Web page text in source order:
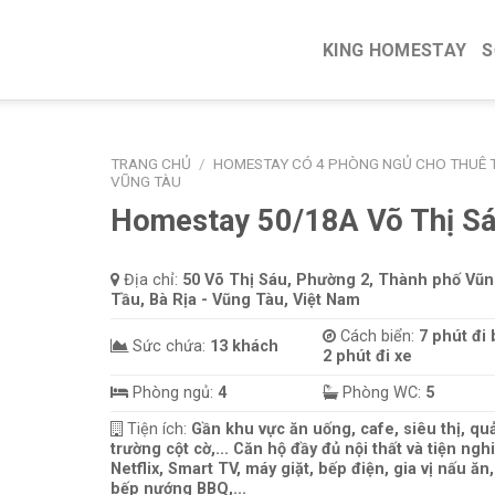
KING HOMESTAY
TRANG CHỦ / HOMESTAY CÓ 4 PHÒNG NGỦ CHO THUÊ
VŨNG TÀU
Homestay 50/18A Võ Thị
Địa chỉ: 50 Võ Thị Sáu, Phường 2, Thành phố
Tầu, Bà Rịa - Vũng Tàu, Việt Nam
Sức chứa: 13 khách
Cách biển: 7 phút đi
2 phút đi xe
Phòng ngủ: 4 Phòng WC: 5
Tiện ích: Gần khu vực ăn uống, cafe, siêu thị,
trường cột cờ,... Căn hộ đầy đủ nội thất và tiện
Netflix, Smart TV, máy giặt, bếp điện, gia vị nấu ăn,
bếp nướng BBQ,...